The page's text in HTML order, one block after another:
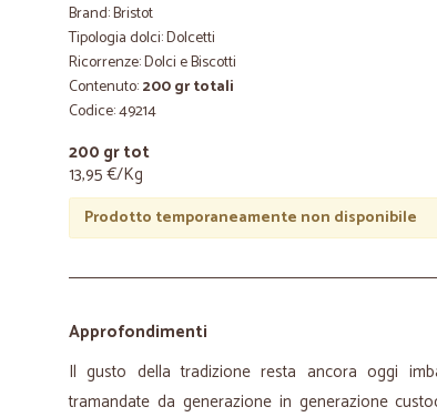
Brand: Bristot
Tipologia dolci: Dolcetti
Ricorrenze: Dolci e Biscotti
Contenuto:200 gr totali
Codice: 49214
200 gr tot
13,95 €/Kg
Prodotto temporaneamente non disponibile
Approfondimenti
Il gusto della tradizione resta ancora oggi
tramandate da generazione in generazione